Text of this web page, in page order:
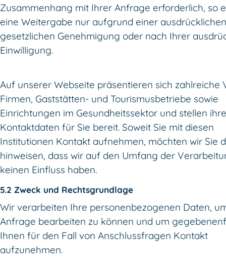
Zusammenhang mit Ihrer Anfrage erforderlich, so
eine Weitergabe nur aufgrund einer ausdrücklichen
gesetzlichen Genehmigung oder nach Ihrer
Einwilligung.
Auf unserer Webseite präsentieren sich zahlreiche
Firmen, Gaststätten- und Tourismusbetriebe sowie
Einrichtungen im Gesundheitssektor und stellen ihre
Kontaktdaten für Sie bereit. Soweit Sie mit diesen
Institutionen Kontakt aufnehmen, möchten wir Sie
hinweisen, dass wir auf den Umfang der
keinen Einfluss haben.
5.2 Zweck und Rechtsgrundlage
Wir verarbeiten Ihre personenbezogenen Daten,
Anfrage bearbeiten zu können und um
Ihnen für den Fall von Anschlussfragen Kontakt
aufzunehmen.